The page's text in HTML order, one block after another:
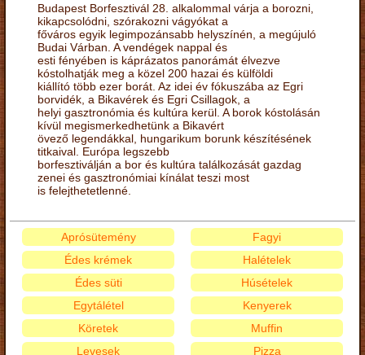
Budapest Borfesztivál 28. alkalommal várja a borozni,
kikapcsolódni, szórakozni vágyókat a
főváros egyik legimpozánsabb helyszínén, a megújuló
Budai Várban. A vendégek nappal és
esti fényében is káprázatos panorámát élvezve
kóstolhatják meg a közel 200 hazai és külföldi
kiállító több ezer borát. Az idei év fókuszába az Egri
borvidék, a Bikavérek és Egri Csillagok, a
helyi gasztronómia és kultúra kerül. A borok kóstolásán
kívül megismerkedhetünk a Bikavért
övező legendákkal, hungarikum borunk készítésének
titkaival. Európa legszebb
borfesztiválján a bor és kultúra találkozását gazdag
zenei és gasztronómiai kínálat teszi most
is felejthetetlenné.
Aprósütemény
Édes krémek
Édes süti
Egytálétel
Fagyi
Halételek
Húsételek
Kenyerek
Köretek
Levesek
Muffin
Pizza